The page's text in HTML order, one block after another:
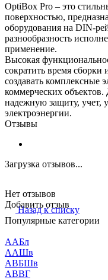
OptiBox Pro – это
поверхностью,
оборудования на DIN-
разнообразность
применение.
Высокая
сократить время сборки
создавать комплексные
коммерческих
надежную защиту, учет,
электроэнергии.
Отзывы
Загрузка отзывов...
Нет отзывов
Добавить отзыв
Назад к списку
Популярные категории
ААБл
ААШв
АВБШв
АВВГ